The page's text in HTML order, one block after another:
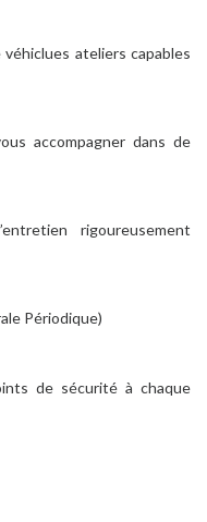
ateliers capables
accompagner dans de
rigoureusement
Périodique)
de sécurité à chaque